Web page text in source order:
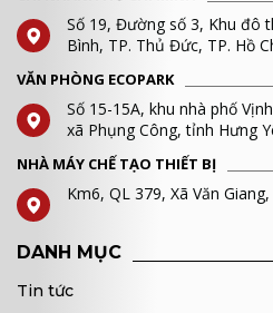
Số 19, Đường số 3, Khu đô
Bình, TP. Thủ Đức, TP. Hồ
VĂN PHÒNG ECOPARK
Số 15-15A, khu nhà phố
xã Phụng Công, tỉnh Hưng
NHÀ MÁY CHẾ TẠO THIẾT BỊ
Km6, QL 379, Xã Văn
DANH MỤC
Tin tức